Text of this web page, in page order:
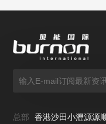
总部
香港沙田小瀝源源